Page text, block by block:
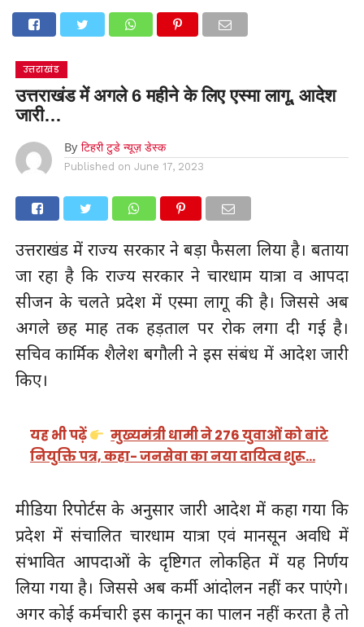
उत्तराखंड
उत्तराखंड में अगले 6 महीने के लिए एस्मा लागू, आदेश
जारी…
By टिहरी टुडे न्यूज़ डेस्क
Published on June 17, 2023
उत्तराखंड में राज्य सरकार ने बड़ा फैसला लिया है। बताया
जा रहा है कि राज्य सरकार ने चारधाम यात्रा व आपदा
सीजन के चलते प्रदेश में एस्मा लागू की है। जिससे अब
अगले छह माह तक हड़ताल पर रोक लगा दी गई है।
सचिव कार्मिक शैलेश बगौली ने इस संबंध में आदेश जारी
किए।
यह भी पढ़ें
मुख्यमंत्री धामी ने 276 युवाओं को बांटे
नियुक्ति पत्र, कहा- जनसेवा का नया दायित्व शुरू…
मीडिया रिपोर्टस के अनुसार जारी आदेश में कहा गया कि
प्रदेश में संचालित चारधाम यात्रा एवं मानसून अवधि में
संभावित आपदाओं के दृष्टिगत लोकहित में यह निर्णय
लिया गया है। जिससे अब कर्मी आंदोलन नहीं कर पाएंगे।
अगर कोई कर्मचारी इस कानून का पालन नहीं करता है तो